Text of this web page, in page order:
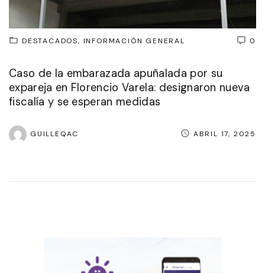
0
DESTACADOS INFORMACIÓN GENERAL
Caso de la embarazada apuñalada por su
expareja en Florencio Varela: designaron nueva
fiscalía y se esperan medidas
GUILLEQAC ABRIL 17, 2025